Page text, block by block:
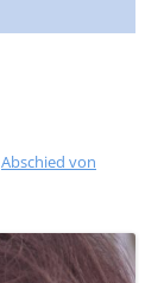
Abschied von